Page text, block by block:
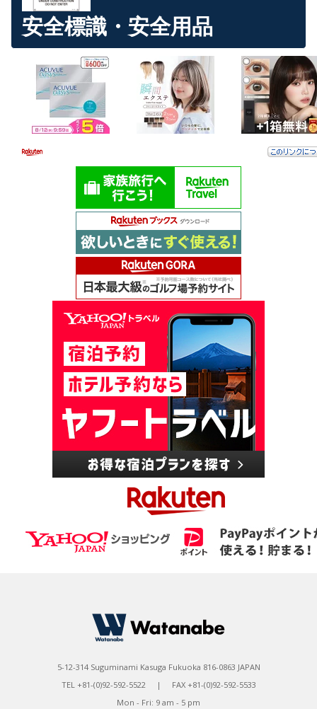
安全標識・安全用品
5-12-314 Suguminami Kasuga Fukuoka 816-0863 JAPAN
TEL +81-(0)92-592-5522 | FAX +81-(0)92-592-5533
Mon - Fri: 9 am - 5 pm